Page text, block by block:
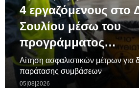
4 εργαζόμενους στο
Σουλίου μέσω του
προγράμματος…
Aίτηση ασφαλιστικών μέτρων για
παράτασης συμβάσεων
05|08|2026